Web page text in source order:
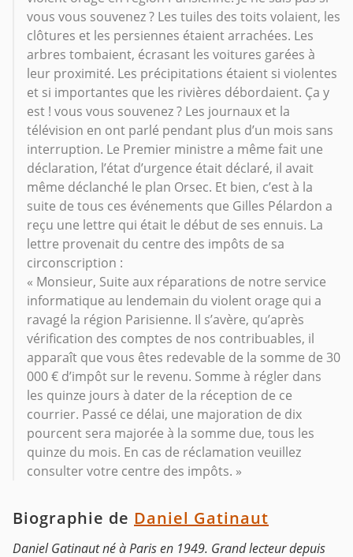
vous vous souvenez ? Les tuiles des toits volaient, les
clôtures et les persiennes étaient arrachées. Les
arbres tombaient, écrasant les voitures garées à
leur proximité. Les précipitations étaient si violentes
et si importantes que les rivières débordaient. Ça y
est ! vous vous souvenez ? Les journaux et la
télévision en ont parlé pendant plus d’un mois sans
interruption. Le Premier ministre a même fait une
déclaration, l’état d’urgence était déclaré, il avait
même déclanché le plan Orsec. Et bien, c’est à la
suite de tous ces événements que Gilles Pélardon a
reçu une lettre qui était le début de ses ennuis. La
lettre provenait du centre des impôts de sa
circonscription :
« Monsieur, Suite aux réparations de notre service
informatique au lendemain du violent orage qui a
ravagé la région Parisienne. Il s’avère, qu’après
vérification des comptes de nos contribuables, il
apparaît que vous êtes redevable de la somme de 30
000 € d’impôt sur le revenu. Somme à régler dans
les quinze jours à dater de la réception de ce
courrier. Passé ce délai, une majoration de dix
pourcent sera majorée à la somme due, tous les
quinze du mois. En cas de réclamation veuillez
consulter votre centre des impôts. »
Biographie de Daniel Gatinaut
Daniel Gatinaut né à Paris en 1949. Grand lecteur depuis